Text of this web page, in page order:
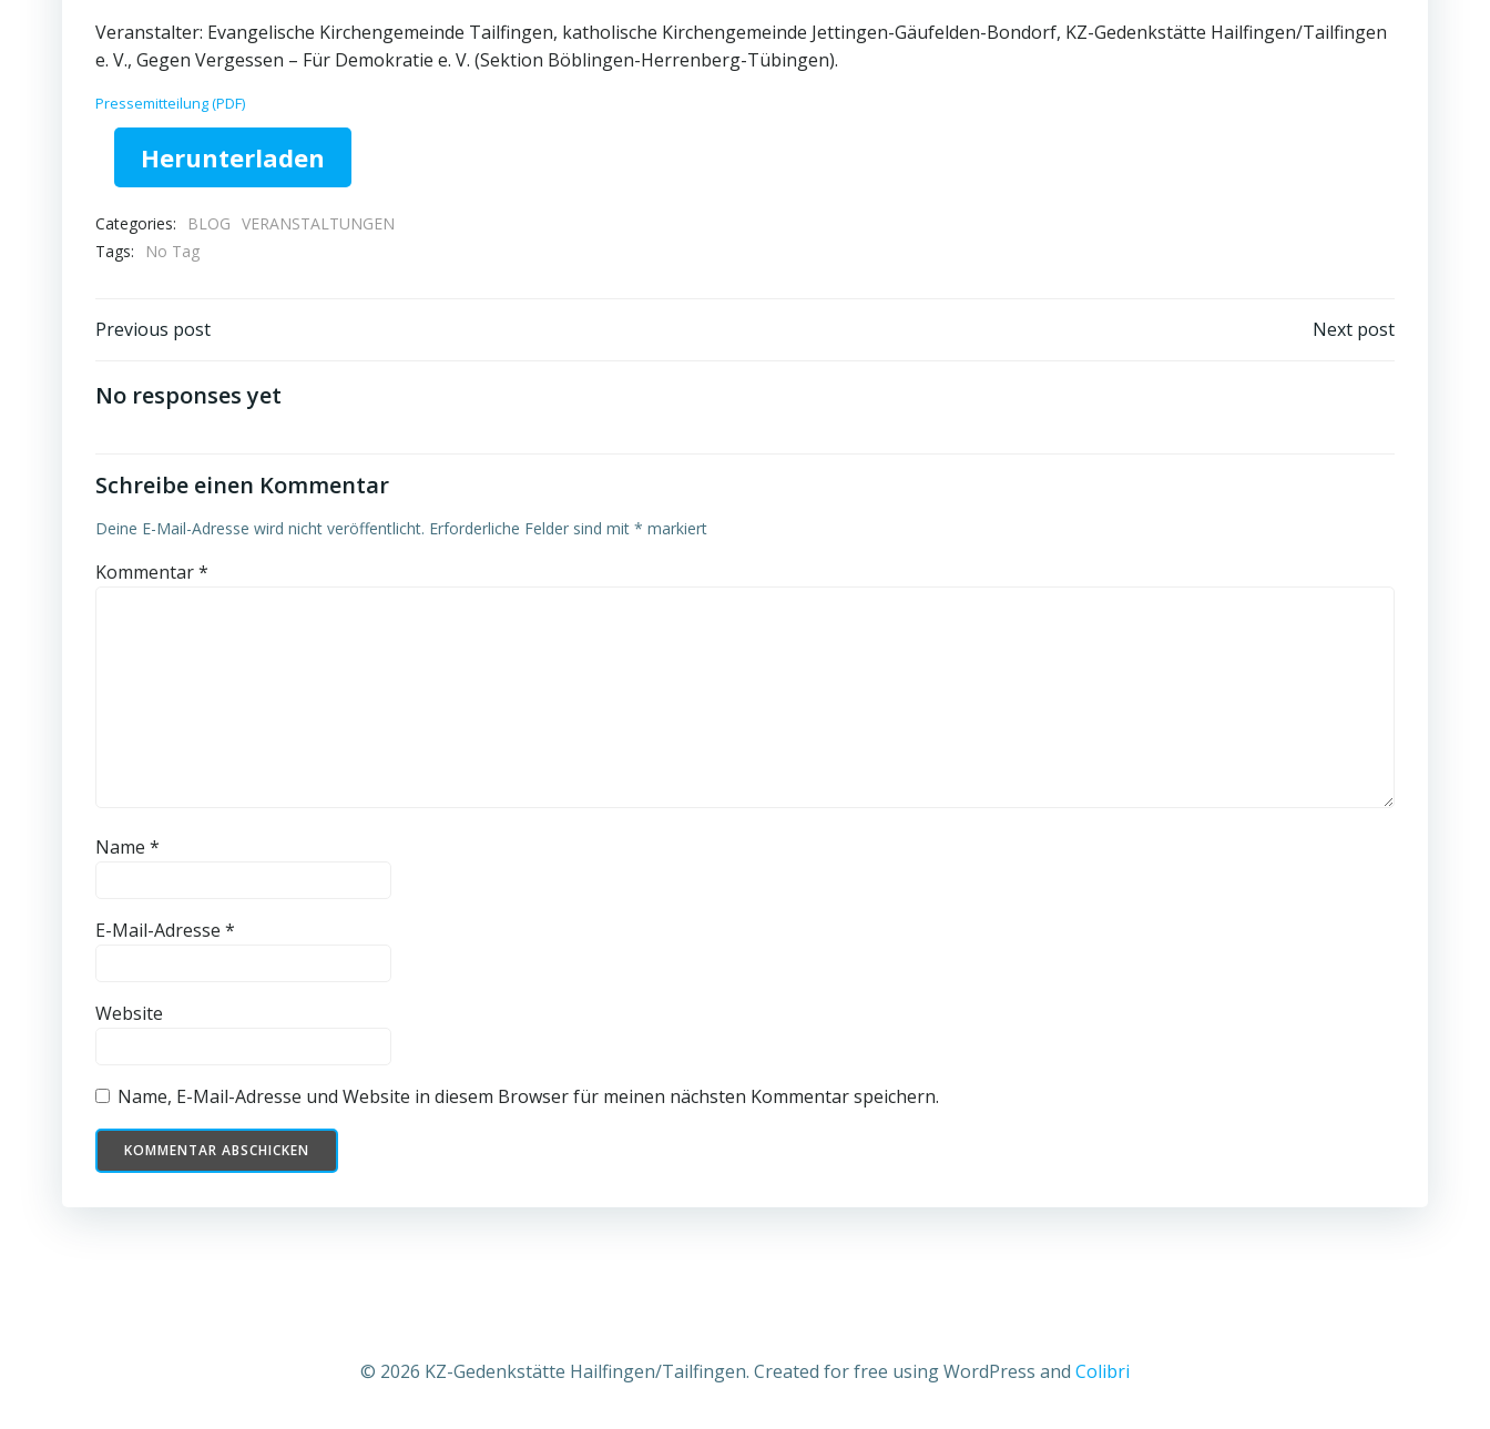
Veranstalter: Evangelische Kirchengemeinde Tailfingen, katholische Kirchengemeinde Jettingen-Gäufelden-Bondorf, KZ-Gedenkstätte Hailfingen/Tailfingen
e. V., Gegen Vergessen – Für Demokratie e. V. (Sektion Böblingen-Herrenberg-Tübingen).
Pressemitteilung (PDF)
Herunterladen
Categories: BLOG VERANSTALTUNGEN
Tags:
No Tag
Post
navigation
Previous post Next post
No responses yet
Schreibe einen Kommentar
Deine E-Mail-Adresse wird nicht veröffentlicht. Erforderliche Felder sind mit * markiert
Kommentar*
Name *
E-Mail-Adresse *
Website
Name, E-Mail-Adresse und Website in diesem Browser für meinen nächsten Kommentar speichern.
© 2026 KZ-Gedenkstätte Hailfingen/Tailfingen. Created for free using WordPress and Colibri